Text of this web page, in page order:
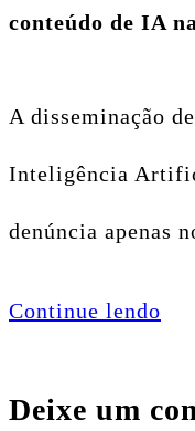
conteúdo de IA
A disseminação
Inteligência
denúncia apenas
Continue lendo
Deixe um